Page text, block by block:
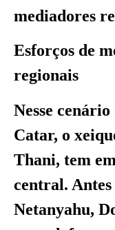
mediadores
Esforços de
regionais
Nesse
Catar, o
Thani, tem
central. Antes
Netanyahu,